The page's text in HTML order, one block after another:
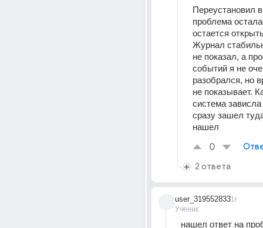
Переустановил
проблема
остается
Журнал
не показал, а
событий я не
разобрался, но
не показывает.
система зависла
сразу зашел
нашел
0
2 ответа
user_319552833
Ученик
1г
нашел ответ на